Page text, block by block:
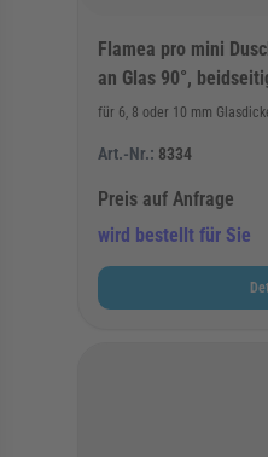
Flamea pro mini
an Glas 90°,
für 6, 8 oder 10 mm
Art.-Nr.: 8334
Preis auf Anfrage
wird bestellt für Sie